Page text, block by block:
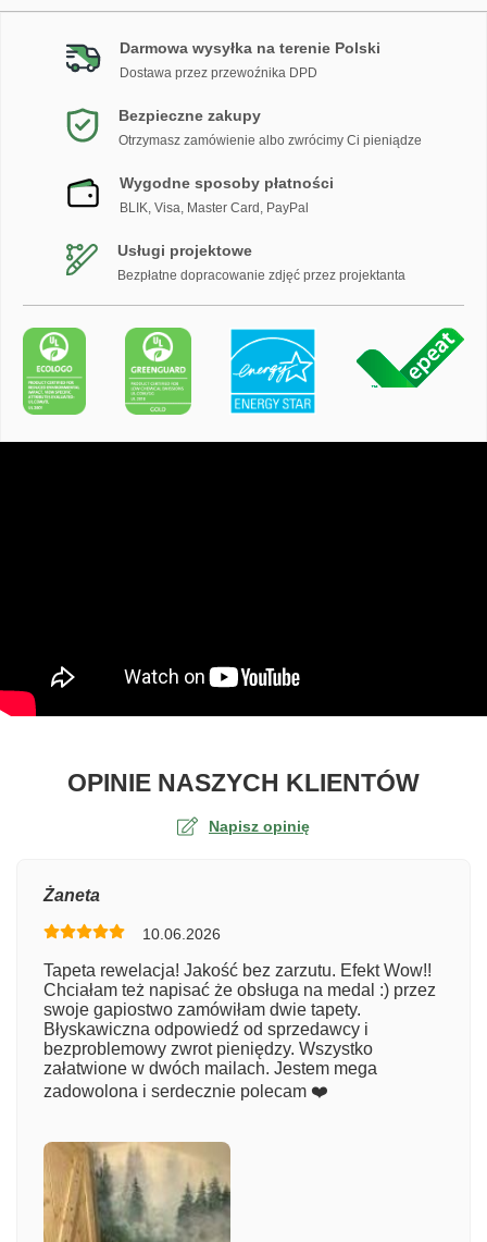
Darmowa wysyłka na terenie Polski
Dostawa przez przewoźnika DPD
Bezpieczne zakupy
Otrzymasz zamówienie albo zwrócimy Ci pieniądze
Wygodne sposoby płatności
BLIK, Visa, Master Card, PayPal
Usługi projektowe
Bezpłatne dopracowanie zdjęć przez projektanta
OPINIE NASZYCH KLIENTÓWO
Napisz opinię
Numer zamówienia
Imię
Żaneta
10.06.2026
Tapeta rewelacja! Jakość bez zarzutu. Efekt Wow!!
Chciałam też napisać że obsługa na medal :) przez
swoje gapiostwo zamówiłam dwie tapety.
Błyskawiczna odpowiedź od sprzedawcy i
bezproblemowy zwrot pieniędzy. Wszystko
załatwione w dwóch mailach. Jestem mega
zadowolona i serdecznie polecam ❤️